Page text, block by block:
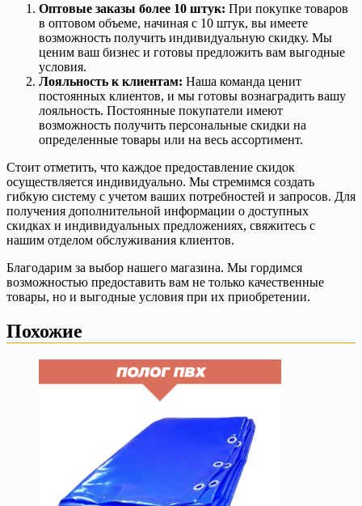
Оптовые заказы более 10 штук: При покупке товаров
в оптовом объеме, начиная с 10 штук, вы имеете
возможность получить индивидуальную скидку. Мы
ценим ваш бизнес и готовы предложить вам выгодные
условия.
Лояльность к клиентам: Наша команда ценит
постоянных клиентов, и мы готовы вознаградить вашу
лояльность. Постоянные покупатели имеют
возможность получить персональные скидки на
определенные товары или на весь ассортимент.
Стоит отметить, что каждое предоставление скидок
осуществляется индивидуально. Мы стремимся создать
гибкую систему с учетом ваших потребностей и запросов. Для
получения дополнительной информации о доступных
скидках и индивидуальных предложениях, свяжитесь с
нашим отделом обслуживания клиентов.
Благодарим за выбор нашего магазина. Мы гордимся
возможностью предоставить вам не только качественные
товары, но и выгодные условия при их приобретении.
Похожие